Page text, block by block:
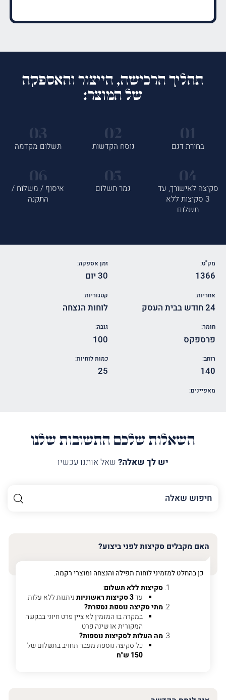
תהליך הרכישה, הייצור והאספקה
של המוצר:
בחירת דגם נוסח הקדשות תשלום מקדמה
סקיצה לאישורך, עד
3 סקיצות ללא
תשלום
גמר תשלום
איסוף / משלוח /
התקנה
מק"ט:
1366
זמן אספקה:
30 יום
אחריות:
24 חודש בבית העסק
קטגוריות:
לוחות הנצחה
חומר:
פרספקס
גובה:
100
רוחב:
140
כמות לוחיות:
25
מאפיינים:
השאלות שלכם התשובות שלנו
יש לך שאלה? שאל אותנו עכשיו
השם
שלך
טלפון (חובה)
האם מקבלים סקיצות לפני ביצוע?
כן בהחלט למזמיני לוחות תפילה והנצחה ומוצרי רקמה.
סקיצות ללא תשלום:
עד3 סקיצות ראשוניות
ניתנות ללא עלות.
מתי סקיצה נוספת נספרת?
במקרה בו המזמין לא ציין פרט חיוני בבקשה
המקורית או שינה פרט.
מה העלות לסקיצות נוספות?
כל סקיצה נוספת מעבר תחויב בתשלום של
150 ש"ח